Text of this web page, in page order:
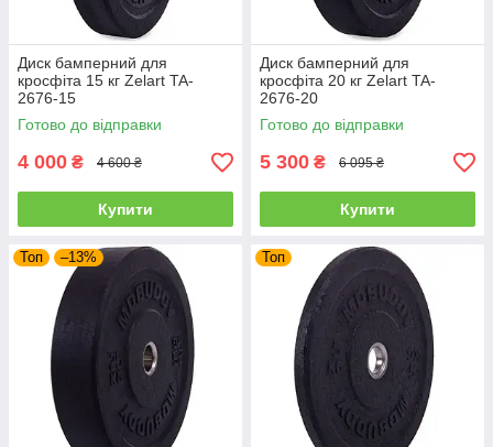
Диск бамперний для
кросфіта 15 кг Zelart TA-
2676-15
Готово до відправки
4 000 ₴ 4 600 ₴
Купити
Диск бамперний для
кросфіта 20 кг Zelart TA-
2676-20
Готово до відправки
5 300 ₴ 6 095 ₴
Купити
Топ –13% Топ